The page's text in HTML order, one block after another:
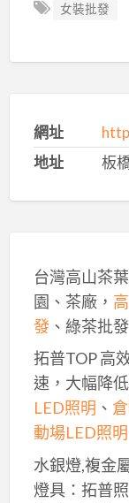
女裝批發
網址
地址
板
台灣高山茶
園、茶廠，
發、綠茶批
拓普TOP 高
速，大幅降
LED照明 、
動場LED照明
水銀燈,複金
燈具：拓普